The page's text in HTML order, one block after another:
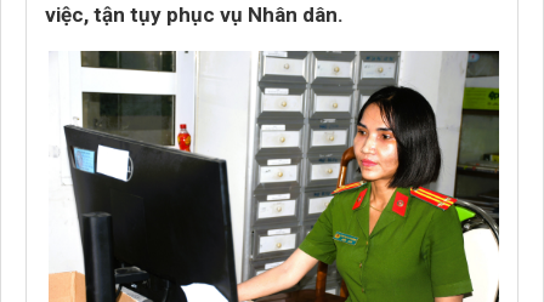
việc, tận tụy phục vụ Nhân dân.